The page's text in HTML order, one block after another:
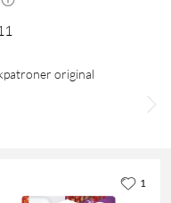
original
1